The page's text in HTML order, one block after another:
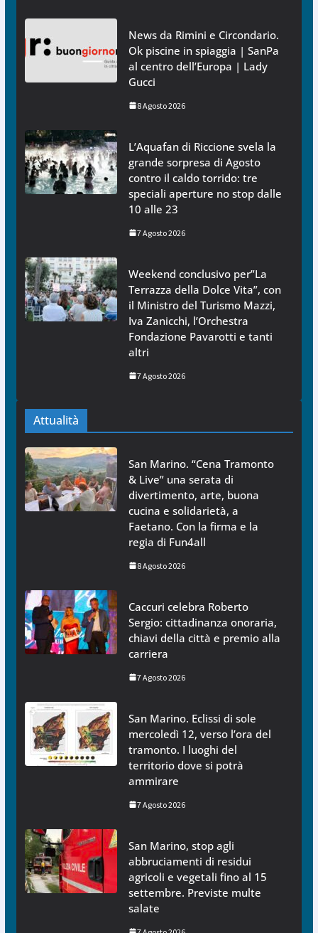
News da Rimini e Circondario.
Ok piscine in spiaggia | SanPa
al centro dell’Europa | Lady
Gucci
8 Agosto 2026
L’Aquafan di Riccione svela la
grande sorpresa di Agosto
contro il caldo torrido: tre
speciali aperture no stop dalle
10 alle 23
7 Agosto 2026
Weekend conclusivo per”La
Terrazza della Dolce Vita”, con
il Ministro del Turismo Mazzi,
Iva Zanicchi, l’Orchestra
Fondazione Pavarotti e tanti
altri
7 Agosto 2026
Attualità
San Marino. “Cena Tramonto
& Live” una serata di
divertimento, arte, buona
cucina e solidarietà, a
Faetano. Con la firma e la
regia di Fun4all
8 Agosto 2026
Caccuri celebra Roberto
Sergio: cittadinanza onoraria,
chiavi della città e premio alla
carriera
7 Agosto 2026
San Marino. Eclissi di sole
mercoledì 12, verso l’ora del
tramonto. I luoghi del
territorio dove si potrà
ammirare
7 Agosto 2026
San Marino, stop agli
abbruciamenti di residui
agricoli e vegetali fino al 15
settembre. Previste multe
salate